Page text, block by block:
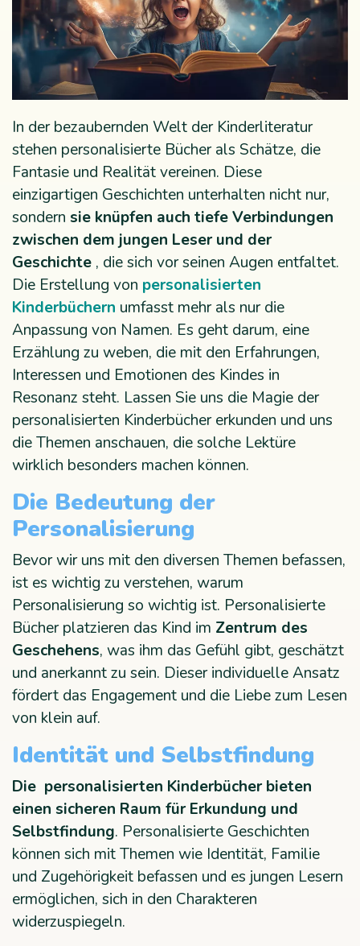
In der bezaubernden Welt der Kinderliteratur
stehen personalisierte Bücher als Schätze, die
Fantasie und Realität vereinen. Diese
einzigartigen Geschichten unterhalten nicht nur,
sondern sie knüpfen auch tiefe Verbindungen
zwischen dem jungen Leser und der
Geschichte , die sich vor seinen Augen entfaltet.
Die Erstellung von personalisierten
Kinderbüchern umfasst mehr als nur die
Anpassung von Namen. Es geht darum, eine
Erzählung zu weben, die mit den Erfahrungen,
Interessen und Emotionen des Kindes in
Resonanz steht. Lassen Sie uns die Magie der
personalisierten Kinderbücher erkunden und uns
die Themen anschauen, die solche Lektüre
wirklich besonders machen können.
Die Bedeutung der
Personalisierung
Bevor wir uns mit den diversen Themen befassen,
ist es wichtig zu verstehen, warum
Personalisierung so wichtig ist. Personalisierte
Bücher platzieren das Kind im Zentrum des
Geschehens, was ihm das Gefühl gibt, geschätzt
und anerkannt zu sein. Dieser individuelle Ansatz
fördert das Engagement und die Liebe zum Lesen
von klein auf.
Identität und Selbstfindung
Die personalisierten Kinderbücher bieten
einen sicheren Raum für Erkundung und
Selbstfindung. Personalisierte Geschichten
können sich mit Themen wie Identität, Familie
und Zugehörigkeit befassen und es jungen Lesern
ermöglichen, sich in den Charakteren
widerzuspiegeln.